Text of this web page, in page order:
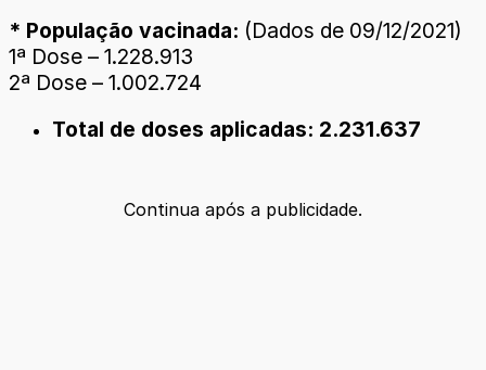
* População vacinada: (Dados de 09/12/2021)
1ª Dose – 1.228.913
2ª Dose – 1.002.724
Total de doses aplicadas: 2.231.637
Continua após a publicidade.